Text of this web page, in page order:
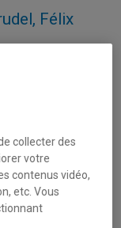
Félix
Marie
collecter des
votre
contenus vidéo,
etc. Vous